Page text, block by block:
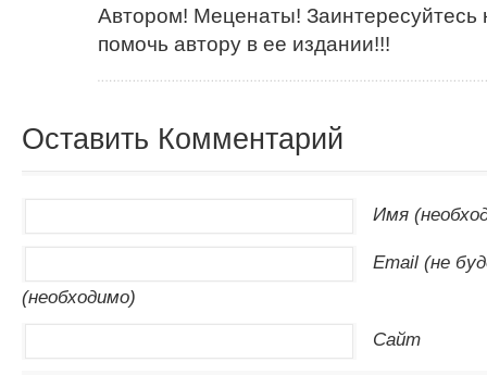
Автором! Меценаты! Заинтересуйтесь
помочь автору в ее издании!!!
Оставить Комментарий
Имя
Email (не
(необходимо)
Сайт